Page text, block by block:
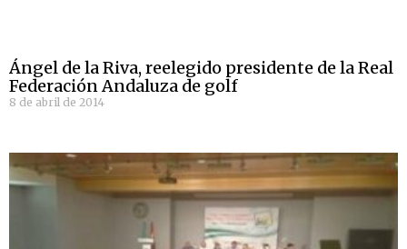
Ángel de la Riva, reelegido presidente de la Real
Federación Andaluza de golf
8 de abril de 2014